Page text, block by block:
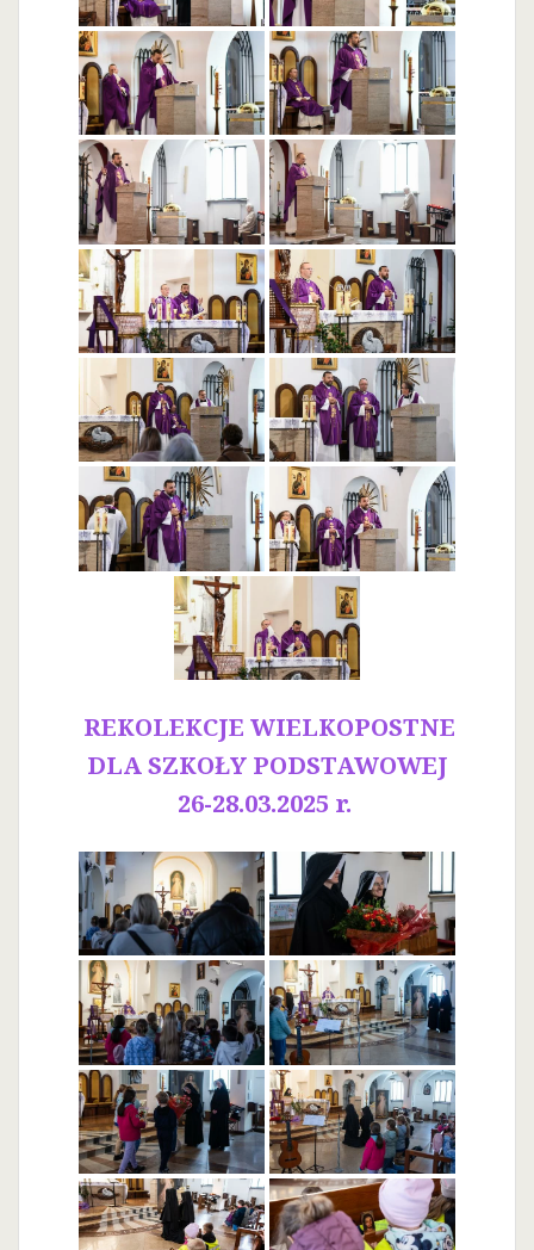
REKOLEKCJE WIELKOPOSTNE
DLA SZKOŁY PODSTAWOWEJ
26-28.03.2025 r.